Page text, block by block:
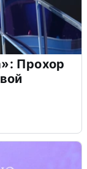
Прохор